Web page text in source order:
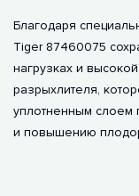
Благодаря
Tiger 87460075
нагрузках и
разрыхлителя,
уплотненным слоем
и повышению